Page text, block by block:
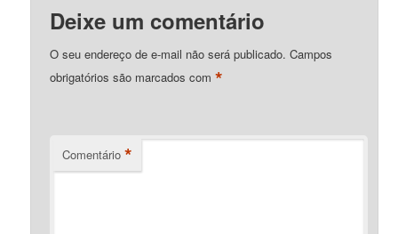
Deixe um comentário
O seu endereço de e-mail não será publicado. Campos
obrigatórios são marcados com*
Comentário *